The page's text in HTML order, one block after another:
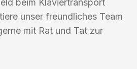
beim Klaviertransport
unser freundliches Team
mit Rat und Tat zur